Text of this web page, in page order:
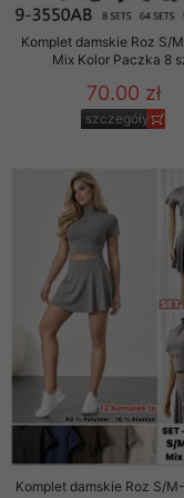
Komplet damskie Roz S/
Mix Kolor Paczka 8
70.00 zł
szczegóły
Komplet damskie Roz S/
gdy wyrazili na
wyraźnie